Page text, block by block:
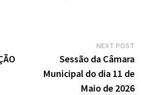
NEXT POST
Sessão da Câmara
Municipal do dia 11 de
Maio de 2026